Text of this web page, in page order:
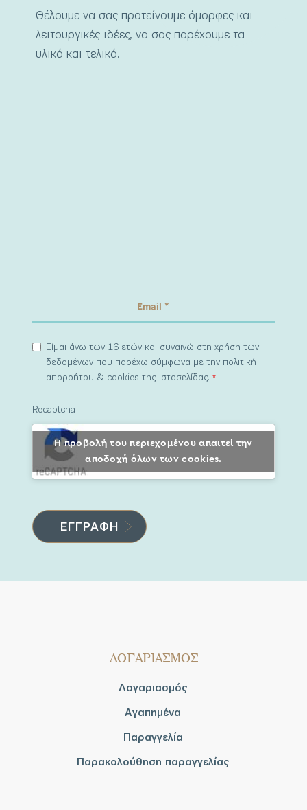
Θέλουμε να σας προτείνουμε όμορφες και
λειτουργικές ιδέες, να σας παρέχουμε τα
υλικά και τελικά.
Είμαι άνω των 16 ετών και συναινώ στη χρήση των
δεδομένων που παρέχω σύμφωνα με την πολιτική
απορρήτου & cookies της ιστοσελίδας.*
Recaptcha
Η προβολή του περιεχομένου απαιτεί την
αποδοχή όλων των cookies.
ΛΟΓΑΡΙΑΣΜΟΣ
Λογαριασμός
Αγαπημένα
Παραγγελία
Παρακολούθηση παραγγελίας